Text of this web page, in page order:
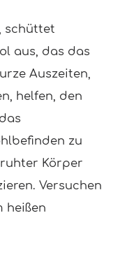
schüttet
aus, das das
Auszeiten,
helfen, den
zu
Körper
Versuchen
heißen